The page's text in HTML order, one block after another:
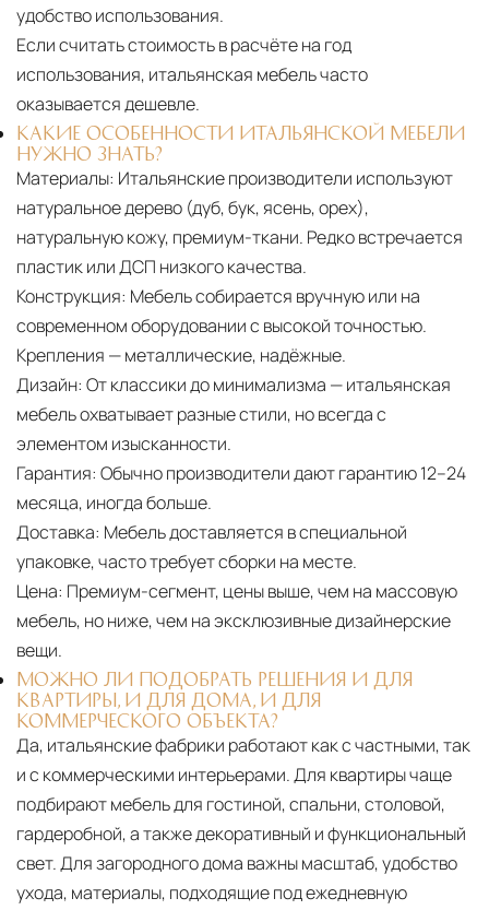
удобство использования.
Если считать стоимость в расчёте на год
использования, итальянская мебель часто
оказывается дешевле.
КАКИЕ ОСОБЕННОСТИ ИТАЛЬЯНСКОЙ МЕБЕЛИ
НУЖНО ЗНАТЬ?
Материалы: Итальянские производители используют
натуральное дерево (дуб, бук, ясень, орех),
натуральную кожу, премиум-ткани. Редко встречается
пластик или ДСП низкого качества.
Конструкция: Мебель собирается вручную или на
современном оборудовании с высокой точностью.
Крепления — металлические, надёжные.
Дизайн: От классики до минимализма — итальянская
мебель охватывает разные стили, но всегда с
элементом изысканности.
Гарантия: Обычно производители дают гарантию 12–24
месяца, иногда больше.
Доставка: Мебель доставляется в специальной
упаковке, часто требует сборки на месте.
Цена: Премиум-сегмент, цены выше, чем на массовую
мебель, но ниже, чем на эксклюзивные дизайнерские
вещи.
МОЖНО ЛИ ПОДОБРАТЬ РЕШЕНИЯ И ДЛЯ
КВАРТИРЫ, И ДЛЯ ДОМА, И ДЛЯ
КОММЕРЧЕСКОГО ОБЪЕКТА?
Да, итальянские фабрики работают как с частными, так
и с коммерческими интерьерами. Для квартиры чаще
подбирают мебель для гостиной, спальни, столовой,
гардеробной, а также декоративный и функциональный
свет. Для загородного дома важны масштаб, удобство
ухода, материалы, подходящие под ежедневную